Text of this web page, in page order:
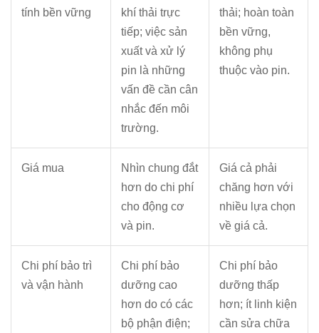
tính bền vững
khí thải trực
tiếp; việc sản
xuất và xử lý
pin là những
vấn đề cần cân
nhắc đến môi
trường.
thải; hoàn toàn
bền vững,
không phụ
thuộc vào pin.
Giá mua
Nhìn chung đắt
hơn do chi phí
cho động cơ
và pin.
Giá cả phải
chăng hơn với
nhiều lựa chọn
về giá cả.
Chi phí bảo trì
và vận hành
Chi phí bảo
dưỡng cao
hơn do có các
bộ phận điện;
Chi phí bảo
dưỡng thấp
hơn; ít linh kiện
cần sửa chữa